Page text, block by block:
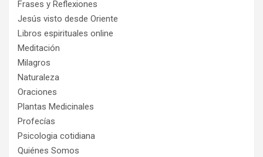
Frases y Reflexiones
Jesús visto desde Oriente
Libros espirituales online
Meditación
Milagros
Naturaleza
Oraciones
Plantas Medicinales
Profecías
Psicologia cotidiana
Quiénes Somos